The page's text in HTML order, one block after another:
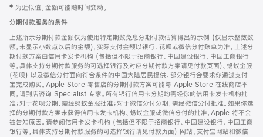
页
页
脚
注
‡ 为近似值。金额可能随时间变动。
分期付款服务的条件
上述所示分期付款金额仅为使用特定期数免息分期付款估算得出的示例 (仅显示整数数
额，未显示小数点以后的金额)，实际支付金额以银行、花呗或微信分付账单为准。上述分
期付款方案由信用卡发卡机构 (包括但不限于招商银行、中国建设银行、中国工商银行
等，具体支持分期付款服务的可选择银行及对应分期付款方案请见付款页面)、蚂蚁金服
(花呗) 以及微信分付面向符合条件的中国大陆居民提供。部分银行会要求你通过支付
宝完成购买。Apple Store 零售店的分期付款方案可能与 Apple Store 在线商店不
同，请到店咨询 Specialist 专家。所有银行信用卡分期均需经你的信用卡发卡机构批
准；对于花呗分期，需经蚂蚁金服批准；对于微信分付分期，需经微信分付批准。如果你选
择的分期付款方案未获得信用卡发卡机构、蚂蚁金服或微信分付的批准，Apple 将不会
被告知原因。请参阅信用卡发卡机构 (包括但不限于招商银行、中国建设银行、中国工商
银行等，具体支持分期付款服务的可选择银行请见付款页面) 网站、支付宝网站和微信